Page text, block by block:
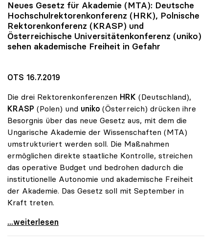
Neues Gesetz für Akademie (MTA): Deutsche
Hochschulrektorenkonferenz (HRK), Polnische
Rektorenkonferenz (KRASP) und
Österreichische Universitätenkonferenz (uniko)
sehen akademische Freiheit in Gefahr
OTS 16.7.2019
Die drei Rektorenkonferenzen HRK (Deutschland),
KRASP (Polen) und uniko (Österreich) drücken ihre
Besorgnis über das neue Gesetz aus, mit dem die
Ungarische Akademie der Wissenschaften (MTA)
umstrukturiert werden soll. Die Maßnahmen
ermöglichen direkte staatliche Kontrolle, streichen
das operative Budget und bedrohen dadurch die
institutionelle Autonomie und akademische Freiheit
der Akademie. Das Gesetz soll mit September in
Kraft treten.
Dringender Rektorenappell an Ungarns Regierung
...weiterlesen